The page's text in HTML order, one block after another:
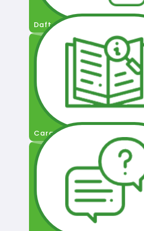
Daftar Pengguna
Cara Permohonan